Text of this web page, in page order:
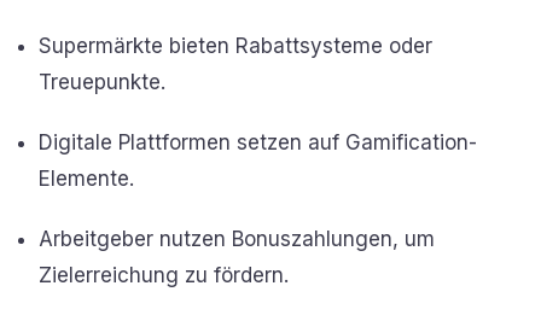
Supermärkte bieten Rabattsysteme oder
Treuepunkte.
Digitale Plattformen setzen auf Gamification-
Elemente.
Arbeitgeber nutzen Bonuszahlungen, um
Zielerreichung zu fördern.